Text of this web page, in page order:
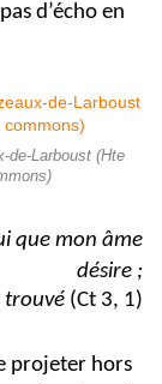
d’écho en
de-Larboust (Hte
que mon âme
désire ;
trouvé (Ct 3, 1)
projeter hors